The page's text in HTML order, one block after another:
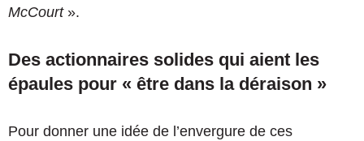
McCourt».
Des actionnaires solides qui aient les
épaules pour « être dans la déraison »
Pour donner une idée de l’envergure de ces